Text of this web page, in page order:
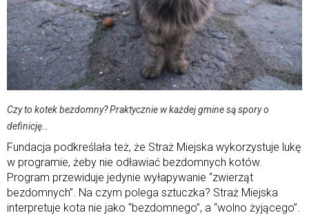
Czy to kotek bezdomny? Praktycznie w każdej gmine są spory o
definicję…
Fundacja podkreślała też, że Straż Miejska wykorzystuje lukę
w programie, żeby nie odławiać bezdomnych kotów.
Program przewiduje jedynie wyłapywanie “zwierząt
bezdomnych”. Na czym polega sztuczka? Straż Miejska
interpretuje kota nie jako “bezdomnego”, a “wolno żyjącego”.